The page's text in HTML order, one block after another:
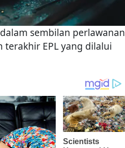
dalam sembilan perlawanan
terakhir EPL yang dilalui